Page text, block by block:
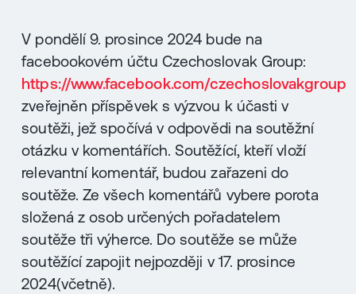
V pondělí 9. prosince 2024 bude na
facebookovém účtu Czechoslovak Group:
https://www.facebook.com/czechoslovakgroup
zveřejněn příspěvek s výzvou k účasti v
soutěži, jež spočívá v odpovědi na soutěžní
otázku v komentářích. Soutěžící, kteří vloží
relevantní komentář, budou zařazeni do
soutěže. Ze všech komentářů vybere porota
složená z osob určených pořadatelem
soutěže tři výherce. Do soutěže se může
soutěžící zapojit nejpozději v 17. prosince
2024(včetně).